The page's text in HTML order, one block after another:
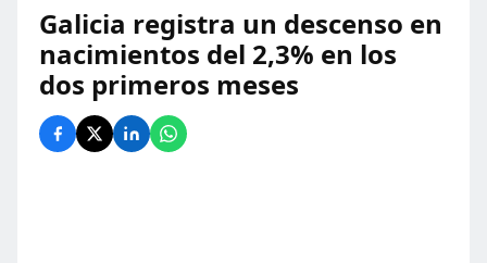
Galicia registra un descenso en
nacimientos del 2,3% en los
dos primeros meses